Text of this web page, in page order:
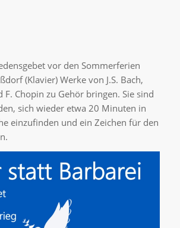
vor den Sommerferien
(Klavier) Werke von J.S. Bach,
F. Chopin zu Gehör bringen. Sie sind
sich wieder etwa 20 Minuten in
einzufinden und ein Zeichen für den